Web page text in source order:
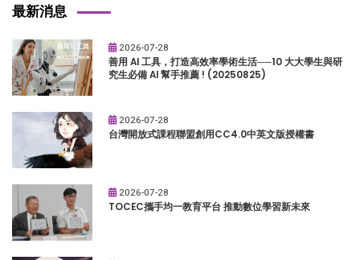
最新消息
2026-07-28
善用 AI 工具，打造高效率學術生活──10 大大學生與研
究生必備 AI 幫手推薦 ! (20250825)
2026-07-28
台灣開放式課程聯盟創用CC4.0中英文版授權書
2026-07-28
TOCEC攜手均一教育平台 推動數位學習新未來